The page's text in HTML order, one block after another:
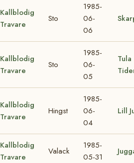
Kallblodig
Travare
Sto
1985-
06-
06
Kallblodig
Travare
Sto
1985-
06-
05
Tula
Kallblodig
Travare
Hingst
1985-
06-
04
Lill
Kallblodig
Travare
Valack
1985-
05-31